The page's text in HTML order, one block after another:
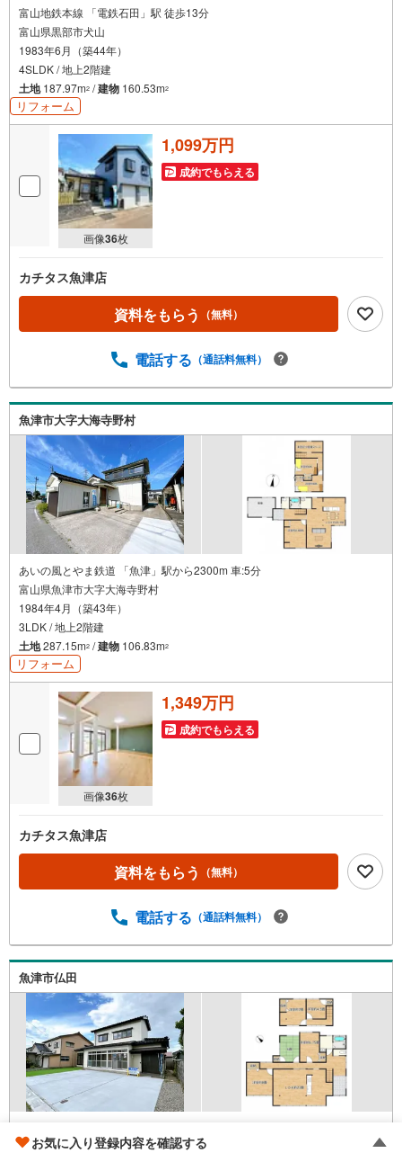
富山地鉄本線 「電鉄石田」駅 徒歩13分
富山県黒部市犬山
1983年6月（築44年）
4SLDK / 地上2階建
土地187.97m2 /建物 160.53m2
リフォーム
画像36枚
1,099万円
成約でもらえる
カチタス魚津店
資料をもらう （無料）
電話する （通話料無料）
魚津市大字大海寺野村
あいの風とやま鉄道 「魚津」駅から2300m 車:5分
富山県魚津市大字大海寺野村
1984年4月（築43年）
3LDK / 地上2階建
土地287.15m2 /建物 106.83m2
リフォーム
画像36枚
1,349万円
成約でもらえる
カチタス魚津店
資料をもらう （無料）
電話する （通話料無料）
魚津市仏田
富山県魚津市仏田
お気に入り登録内容を確認する